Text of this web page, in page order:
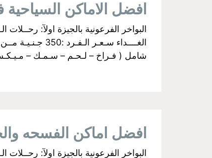
افضل الاماكن السياحية في
شامل ( فـراخ – لـحـم – سـمـك – مـيـكـس
افضل اماكن الفسحه